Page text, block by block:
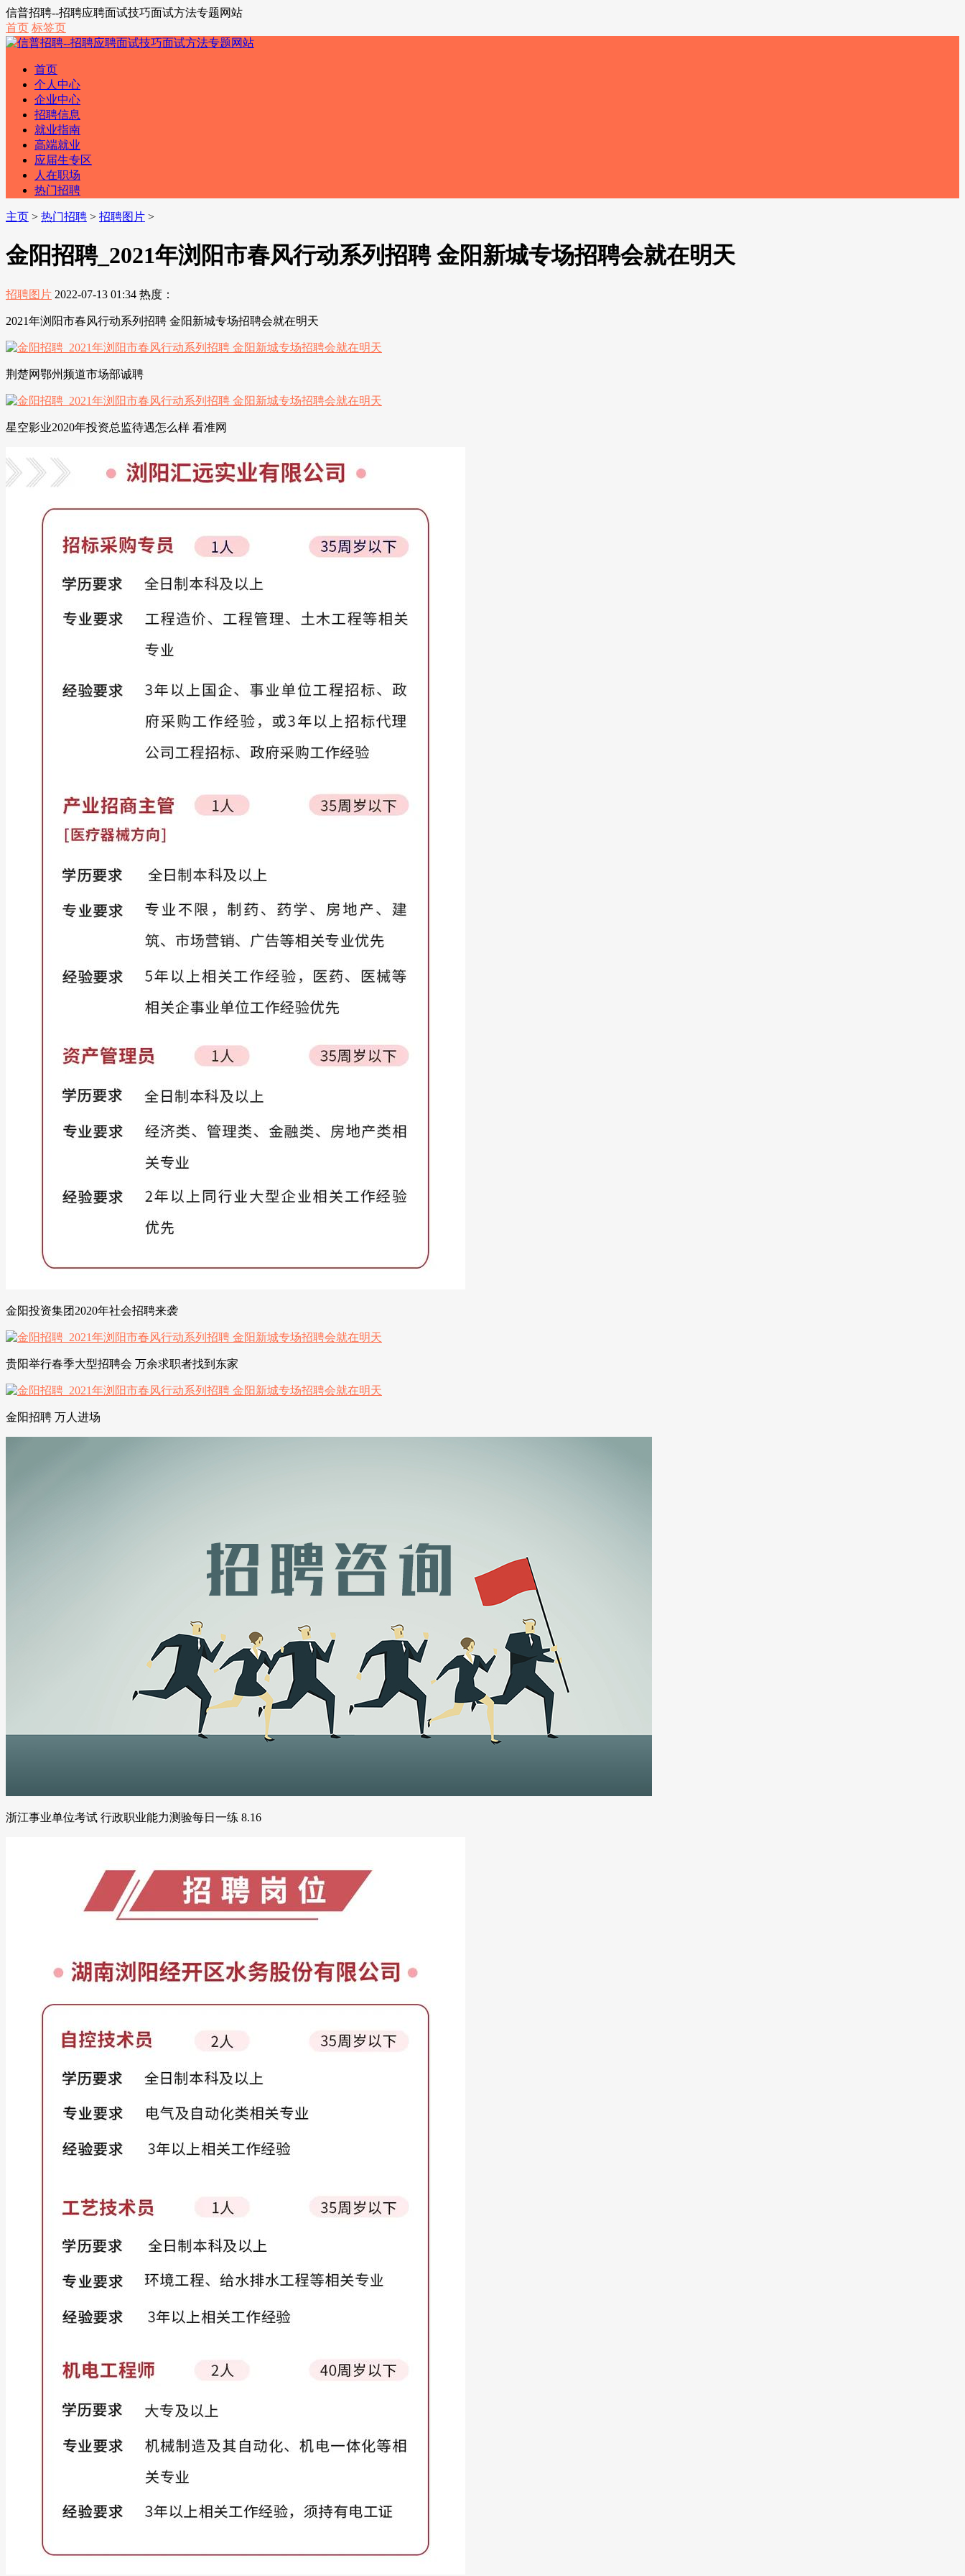
信普招聘--招聘应聘面试技巧面试方法专题网站
首页 标签页
首页
个人中心
企业中心
招聘信息
就业指南
高端就业
应届生专区
人在职场
热门招聘
主页 > 热门招聘 > 招聘图片 >
金阳招聘_2021年浏阳市春风行动系列招聘 金阳新城专场招聘会就在明天
招聘图片 2022-07-13 01:34 热度：
2021年浏阳市春风行动系列招聘 金阳新城专场招聘会就在明天
荆楚网鄂州频道市场部诚聘
星空影业2020年投资总监待遇怎么样 看准网
金阳投资集团2020年社会招聘来袭
贵阳举行春季大型招聘会 万余求职者找到东家
金阳招聘 万人进场
浙江事业单位考试 行政职业能力测验每日一练 8.16